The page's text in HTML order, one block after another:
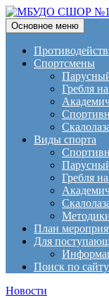
МБУДО
Поиск
Основное меню
к
Спортсмены
Гребля
Виды спорта
Гребля
План
Для
Поиск по сайту
Новости